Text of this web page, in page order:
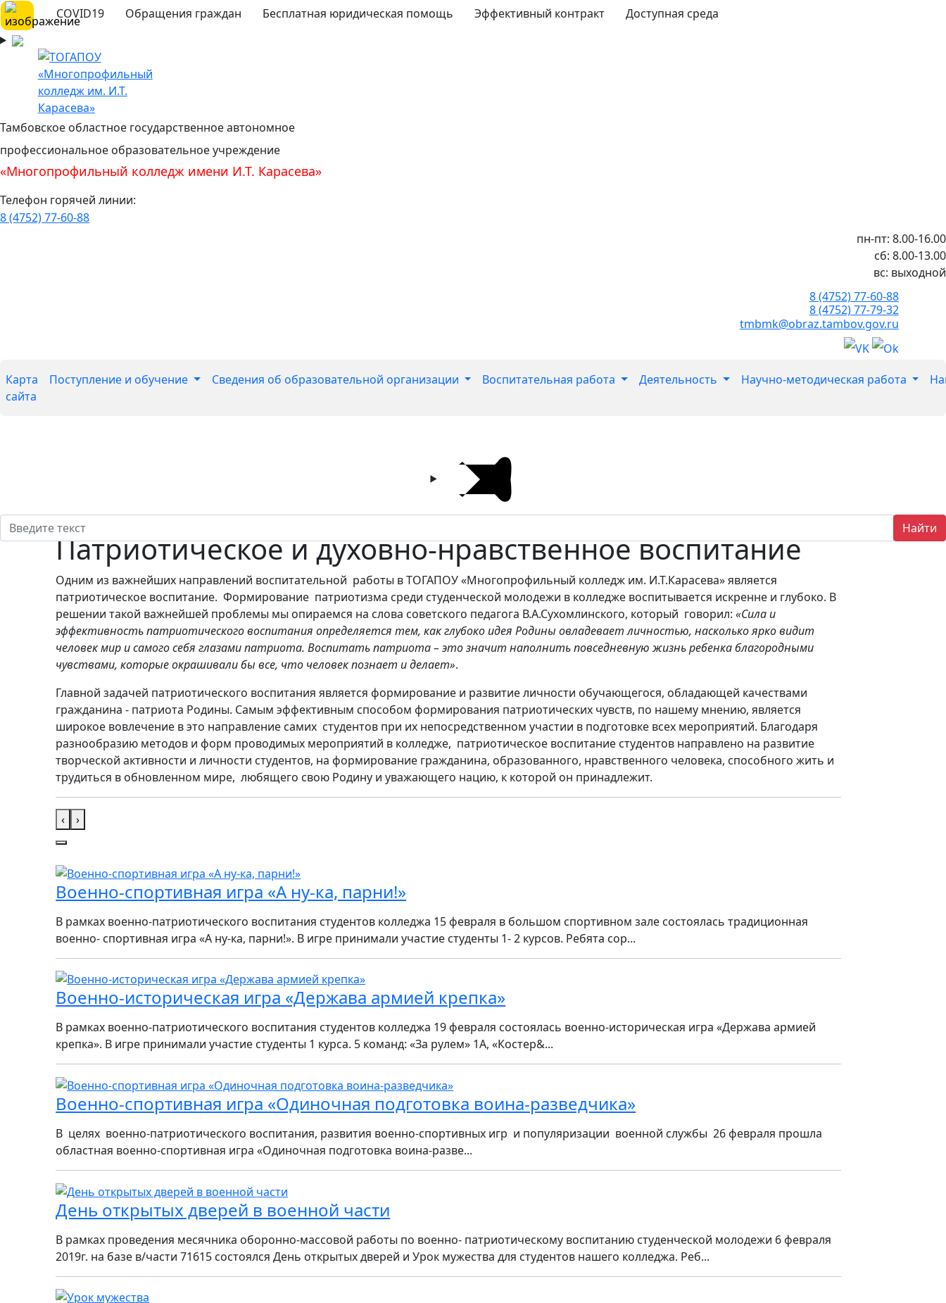
COVID19 Обращения граждан Бесплатная юридическая помощь Эффективный контракт Доступная среда
Тамбовское областное государственное автономное
профессиональное образовательное учреждение
«Многопрофильный колледж имени И.Т. Карасева»
Телефон горячей линии:
8 (4752) 77-60-88
пн-пт: 8.00-16.00
сб: 8.00-13.00
вс: выходной
8 (4752) 77-60-88
8 (4752) 77-79-32
tmbmk@obraz.tambov.gov.ru
Карта
сайта
Поступление и обучение Сведения об образовательной организации Воспитательная работа Деятельность Научно-методическая работа
Найти
Патриотическое и духовно-нравственное воспитание
Одним из важнейших направлений воспитательной работы в ТОГАПОУ «Многопрофильный колледж им. И.Т.Карасева» является
патриотическое воспитание. Формирование патриотизма среди студенческой молодежи в колледже воспитывается искренне и глубоко. В
решении такой важнейшей проблемы мы опираемся на слова советского педагога В.А.Сухомлинского, который говорил:«Сила и
эффективность патриотического воспитания определяется тем, как глубоко идея Родины овладевает личностью, насколько ярко видит
человек мир и самого себя глазами патриота. Воспитать патриота – это значит наполнить повседневную жизнь ребенка благородными
чувствами, которые окрашивали бы все, что человек познает и делает».
Главной задачей патриотического воспитания является формирование и развитие личности обучающегося, обладающей качествами
гражданина - патриота Родины. Самым эффективным способом формирования патриотических чувств, по нашему мнению, является
широкое вовлечение в это направление самих студентов при их непосредственном участии в подготовке всех мероприятий. Благодаря
разнообразию методов и форм проводимых мероприятий в колледже, патриотическое воспитание студентов направлено на развитие
творческой активности и личности студентов, на формирование гражданина, образованного, нравственного человека, способного жить и
трудиться в обновленном мире, любящего свою Родину и уважающего нацию, к которой он принадлежит.
‹ ›
Военно-спортивная игра «А ну-ка, парни!»
В рамках военно-патриотического воспитания студентов колледжа 15 февраля в большом спортивном зале состоялась традиционная
военно- спортивная игра «А ну-ка, парни!». В игре принимали участие студенты 1- 2 курсов. Ребята сор...
Военно-историческая игра «Держава армией крепка»
В рамках военно-патриотического воспитания студентов колледжа 19 февраля состоялась военно-историческая игра «Держава армией
крепка». В игре принимали участие студенты 1 курса. 5 команд: «За рулем» 1А, «Костер&...
Военно-спортивная игра «Одиночная подготовка воина-разведчика»
В целях военно-патриотического воспитания, развития военно-спортивных игр и популяризации военной службы 26 февраля прошла
областная военно-спортивная игра «Одиночная подготовка воина-разве...
День открытых дверей в военной части
В рамках проведения месячника оборонно-массовой работы по военно- патриотическому воспитанию студенческой молодежи 6 февраля
2019г. на базе в/части 71615 состоялся День открытых дверей и Урок мужества для студентов нашего колледжа. Реб...